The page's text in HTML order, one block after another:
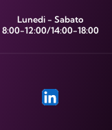
Lunedi - Sabato
8:00-12:00/14:00-18:00